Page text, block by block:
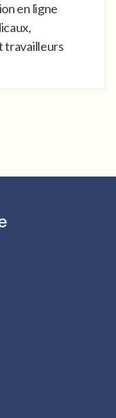
en ligne
travailleurs